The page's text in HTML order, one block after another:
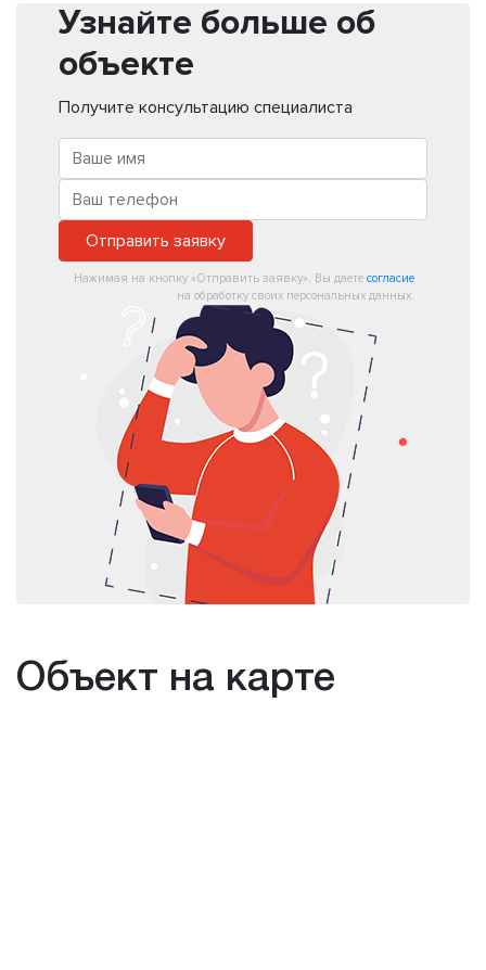
Узнайте больше об
объекте
Получите консультацию специалиста
Отправить заявку
Нажимая на кнопку «Отправить заявку», Вы даете согласие
на обработку своих персональных данных.
Объект на карте